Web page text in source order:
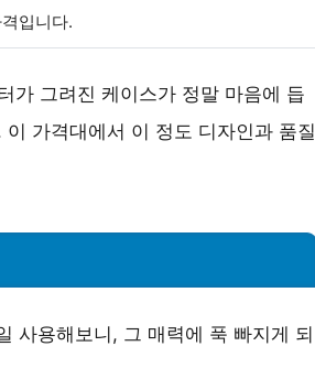
입니다.
가 그려진 케이스가 정말 마음에 듭
가격대에서 이 정도 디자인과 품질
사용해보니, 그 매력에 푹 빠지게 되